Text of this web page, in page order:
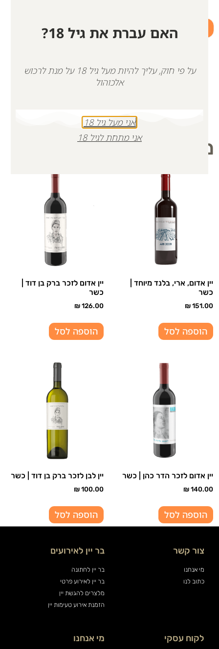
+
הוספה לסל
מוצרים קשורים
יין אדום, ארי, בלנד מיוחד |
כשר
₪151.00
הוספה לסל
יין אדום לזכר ברק בן דוד |
כשר
₪126.00
הוספה לסל
יין אדום לזכר הדר כהן | כשר
₪140.00
הוספה לסל
יין לבן לזכר ברק בן דוד | כשר
₪100.00
הוספה לסל
צור קשר
מי אנחנו
כתוב לנו
בר יין לאירועים
בר יין לחתונה
בר יין לאירוע פרטי
מלצרים להגשת יין
הזמנת אירוע טעימות יין
לקוח עסקי מי אנחנו
האם עברת את גיל 18?
על פי חוק, עליך להיות מעל גיל 18 על מנת לרכוש
אלכוהול
אני מעל גיל 18
אני מתחת לגיל 18